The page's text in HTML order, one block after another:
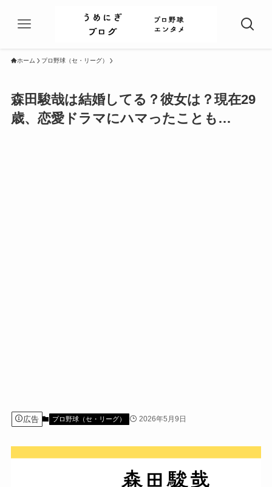
ホーム プロ野球（セ・リーグ）
森田駿哉は結婚してる？彼女は？現在29
歳、恋愛ドラマにハマったことも…
広告 プロ野球（セ・リーグ） 2026年5月9日